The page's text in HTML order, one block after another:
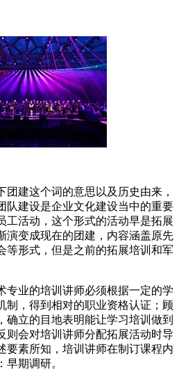
建这个词的意思以及历史由来，
队建设是企业文化建设当中的重要
工活动，这个形式的活动早是拓展
演变成现在的团建，内容涵盖原先
等形式，但是之前的拓展培训和军
专业的培训讲师必须根据一定的学
制，得到相对的职业资格认证；顾
确立的目地表明能让学习培训做到
则会对培训讲师分配拓展活动时导
要素所知，培训讲师在制订课程内
期调研。